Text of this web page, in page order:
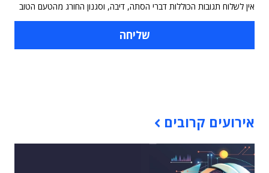
אין לשלוח תגובות הכוללות דברי הסתה, דיבה, וסגנון החורג מהטעם הטוב
אירועים קרובים